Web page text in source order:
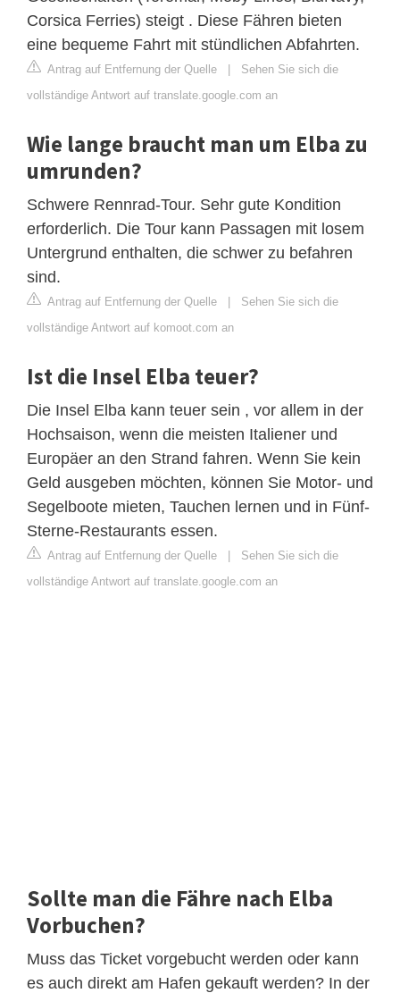
Corsica Ferries) steigt . Diese Fähren bieten
eine bequeme Fahrt mit stündlichen Abfahrten.
Antrag auf Entfernung der Quelle | Sehen Sie sich die
vollständige Antwort auf translate.google.com an
Wie lange braucht man um Elba zu
umrunden?
Schwere Rennrad-Tour. Sehr gute Kondition
erforderlich. Die Tour kann Passagen mit losem
Untergrund enthalten, die schwer zu befahren
sind.
Antrag auf Entfernung der Quelle | Sehen Sie sich die
vollständige Antwort auf komoot.com an
Ist die Insel Elba teuer?
Die Insel Elba kann teuer sein , vor allem in der
Hochsaison, wenn die meisten Italiener und
Europäer an den Strand fahren. Wenn Sie kein
Geld ausgeben möchten, können Sie Motor- und
Segelboote mieten, Tauchen lernen und in Fünf-
Sterne-Restaurants essen.
Antrag auf Entfernung der Quelle | Sehen Sie sich die
vollständige Antwort auf translate.google.com an
Sollte man die Fähre nach Elba
Vorbuchen?
Muss das Ticket vorgebucht werden oder kann
es auch direkt am Hafen gekauft werden? In der